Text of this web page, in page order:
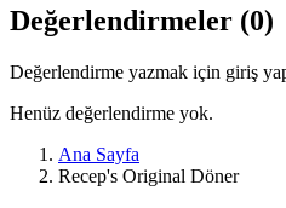
Değerlendirmeler (0)
Değerlendirme yazmak için giriş
Henüz değerlendirme yok.
Ana Sayfa
Recep's Original Döner